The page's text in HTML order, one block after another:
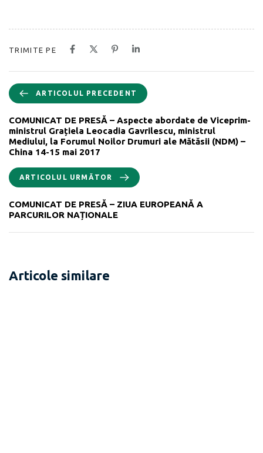
TRIMITE PE
ARTICOLUL PRECEDENT
COMUNICAT DE PRESĂ – Aspecte abordate de Viceprim-
ministrul Grațiela Leocadia Gavrilescu, ministrul
Mediului, la Forumul Noilor Drumuri ale Mătăsii (NDM) –
China 14-15 mai 2017
ARTICOLUL URMĂTOR
COMUNICAT DE PRESĂ – ZIUA EUROPEANĂ A
PARCURILOR NAȚIONALE
Articole similare